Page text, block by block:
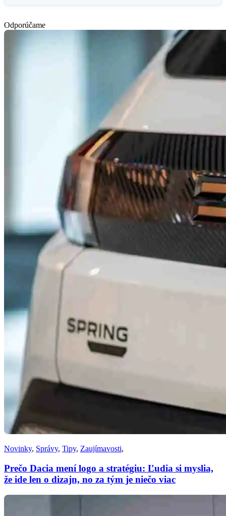
Odporúčame
Novinky, Správy, Tipy, Zaujímavosti,
Prečo Dacia mení logo a stratégiu: Ľudia si myslia,
že ide len o dizajn, no za tým je niečo viac